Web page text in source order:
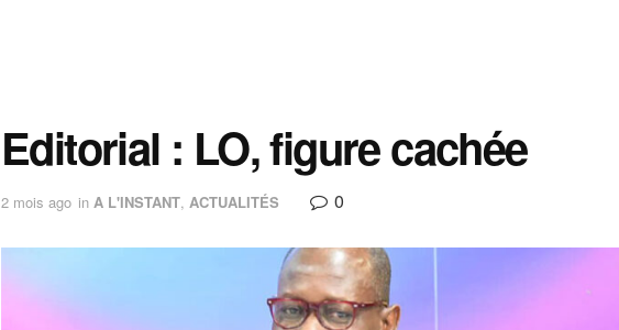
Editorial : LO, figure cachée
2 mois ago in A L'INSTANT, ACTUALITÉS 0